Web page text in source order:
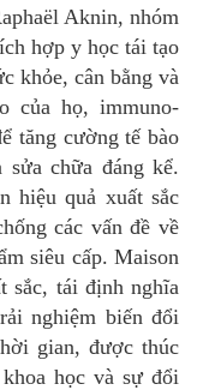
Aknin, nhóm
hợp y học tái tạo
khỏe, cân bằng và
của họ, immuno-
tăng cường tế bào
chữa đáng kể.
hiệu quả xuất sắc
các vấn đề về
siêu cấp. Maison
sắc, tái định nghĩa
nghiệm biến đổi
gian, được thúc
học và sự đổi